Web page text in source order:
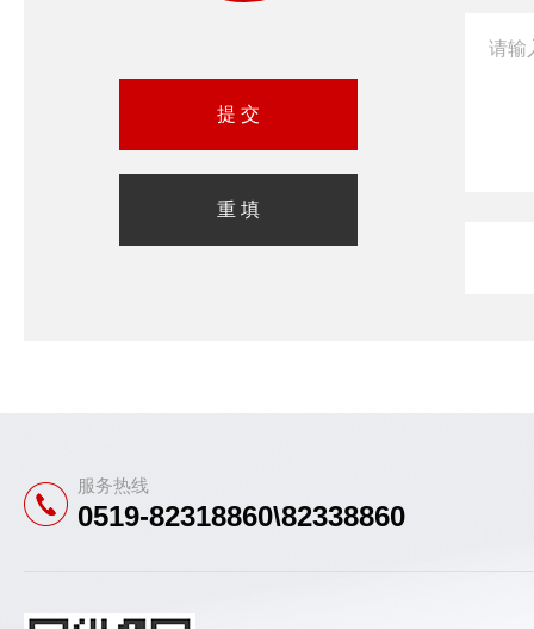
服务热线
0519-82318860\82338860